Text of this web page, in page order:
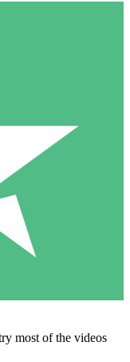
most of the videos